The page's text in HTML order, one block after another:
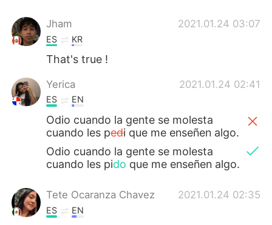
Jham 2021.01.24 03:07
ES KR
That's true !
Yerica 2021.01.24 02:41
ES EN
Odio cuando la gente se molesta
cuando les pedi que me enseñen algo.
Odio cuando la gente se molesta
cuando les pido que me enseñen algo.
Tete Ocaranza Chavez 2021.01.24 02:35
ES EN